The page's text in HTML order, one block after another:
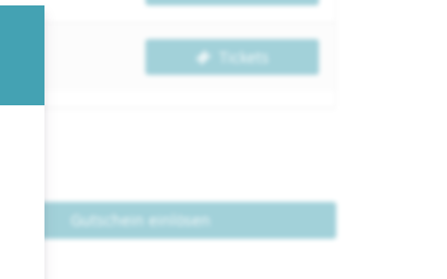
Tickets
Gutschein einlösen